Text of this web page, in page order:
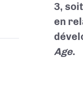
3,
en
Age.